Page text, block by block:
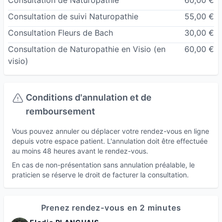
d’augmenter la vitalité de la personne.
Lors de mes consultations, j’accorde une place
importante à l’alimentation. Elle joue un rôle
central car elle est considérée comme l'une des
corps a une capacité innée à se guérir lui-même,
à condition de lui fournir les bons outils, dont
nous ne parlerons pas de régime ou de privation,
mais plutôt ajouter un maximum de bonnes
choses au bon moment de la journée pour se
permettre des petits plaisirs sans culpabiliser !
Pourquoi Consulter ?
Consultation de suivi Naturopathie
55,00 €
Consultation Fleurs de Bach
30,00 €
Consultation de Naturopathie en Visio (en
visio)
60,00 €
Conditions d'annulation et de
remboursement
Vous pouvez annuler ou déplacer votre rendez-vous en ligne
depuis votre espace patient. L'annulation doit être effectuée
au moins 48 heures avant le rendez-vous.
En cas de non-présentation sans annulation préalable, le
praticien se réserve le droit de facturer la consultation.
Prenez rendez-vous en 2 minutes